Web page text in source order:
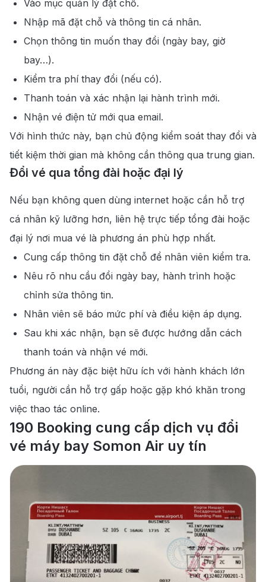
Vào mục quản lý đặt chỗ.
Nhập mã đặt chỗ và thông tin cá nhân.
Chọn thông tin muốn thay đổi (ngày bay, giờ
bay…).
Kiểm tra phí thay đổi (nếu có).
Thanh toán và xác nhận lại hành trình mới.
Nhận vé điện tử mới qua email.
Với hình thức này, bạn chủ động kiểm soát thay đổi và
tiết kiệm thời gian mà không cần thông qua trung gian.
Đổi vé qua tổng đài hoặc đại lý
Nếu bạn không quen dùng internet hoặc cần hỗ trợ
cá nhân kỹ lưỡng hơn, liên hệ trực tiếp tổng đài hoặc
đại lý nơi mua vé là phương án phù hợp nhất.
Cung cấp thông tin đặt chỗ để nhân viên kiểm tra.
Nêu rõ nhu cầu đổi ngày bay, hành trình hoặc
chỉnh sửa thông tin.
Nhân viên sẽ báo mức phí và điều kiện áp dụng.
Sau khi xác nhận, bạn sẽ được hướng dẫn cách
thanh toán và nhận vé mới.
Phương án này đặc biệt hữu ích với hành khách lớn
tuổi, người cần hỗ trợ gấp hoặc gặp khó khăn trong
việc thao tác online.
190 Booking cung cấp dịch vụ đổi
vé máy bay Somon Air uy tín